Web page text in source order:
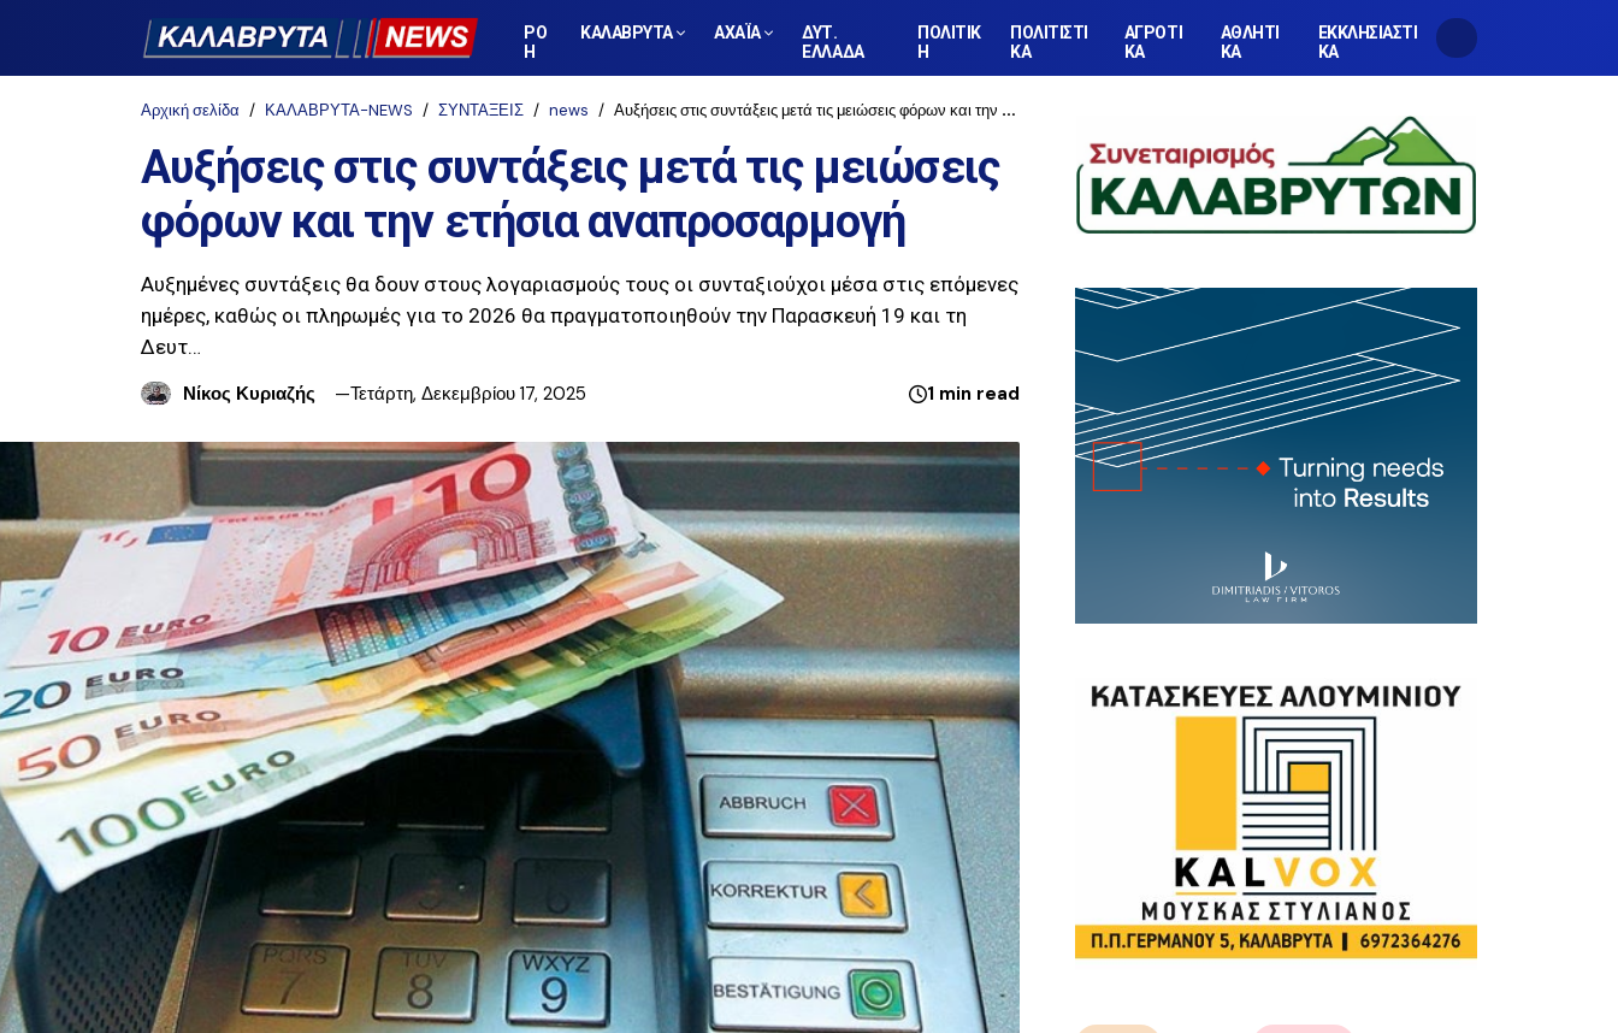
ΡΟ
Η
ΚΑΛΑΒΡΥΤΑ ΑΧΑΪΑ
ΔΥΤ.
ΕΛΛΑΔΑ
ΠΟΛΙΤΙΚ
Η
ΠΟΛΙΤΙΣΤΙ
ΚΑ
ΑΓΡΟΤΙ
ΚΑ
ΑΘΛΗΤΙ
ΚΑ
ΕΚΚΛΗΣΙΑΣΤΙ
ΚΑ
Αρχική σελίδα ΚΑΛΑΒΡΥΤΑ-NEWS ΣΥΝΤΑΞΕΙΣ news Αυξήσεις στις συντάξεις μετά τις μειώσεις φόρων και την ετήσια αναπροσαρμογή
Αυξήσεις στις συντάξεις μετά τις μειώσεις
φόρων και την ετήσια αναπροσαρμογή
Αυξημένες συντάξεις θα δουν στους λογαριασμούς τους οι συνταξιούχοι μέσα στις επόμενες
ημέρες, καθώς οι πληρωμές για το 2026 θα πραγματοποιηθούν την Παρασκευή 19 και τη
Δευτ…
Νίκος Κυριαζής
Τετάρτη, Δεκεμβρίου 17, 2025 1 min read